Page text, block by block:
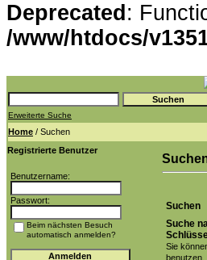
Deprecated :
/www/htdocs/
Erweiterte Suche
Home / Suchen
Registrierte Benutzer
Benutzername:
Passwort:
Beim nächsten Besuch
automatisch anmelden?
Suchen
Suche
Sie
benutzen,